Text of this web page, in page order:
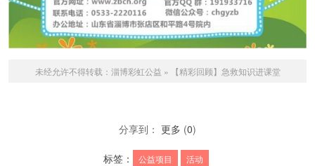
未经允许不得转载： 淄博彩虹公益 » 【精彩回顾】急救知识进课堂
分享到： 更多 (0)
标签： 公益项目 活动